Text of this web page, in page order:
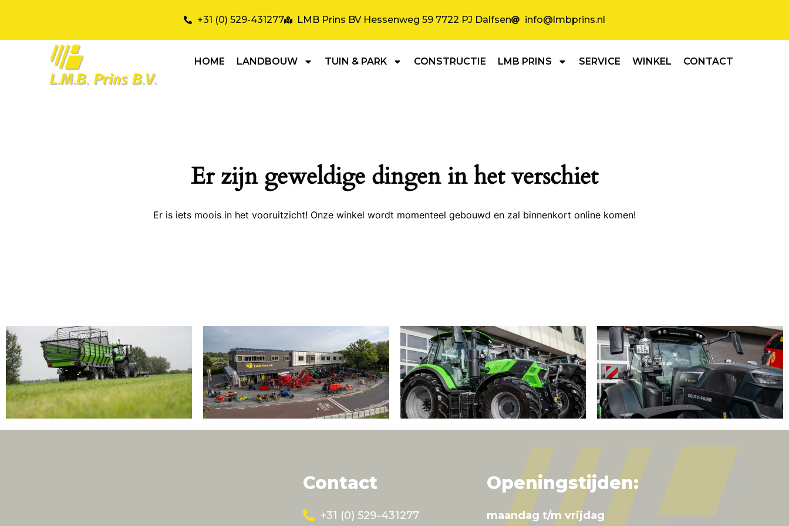
+31 (0) 529-431277 LMB Prins BV Hessenweg 59 7722 PJ Dalfsen info@lmbprins.nl
HOME LANDBOUW TUIN & PARK CONSTRUCTIE LMB PRINS SERVICE WINKEL CONTACT
Er zijn geweldige dingen in het verschiet
Er is iets moois in het vooruitzicht! Onze winkel wordt momenteel gebouwd en zal binnenkort online komen!
Contact
+31 (0) 529-431277
Openingstijden:
maandag t/m vrijdag